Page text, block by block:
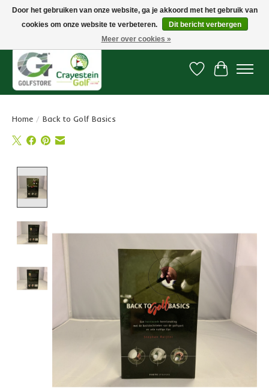
Snelle levering, gratis vanaf € 100. Onze oncourse Golfshop in Dordrecht is
Verlanglijst
Home / Back to Golf Basics
Door het gebruiken van onze website, ga je akkoord met het gebruik van
cookies om onze website te verbeteren.
Dit bericht verbergen
Meer over cookies »